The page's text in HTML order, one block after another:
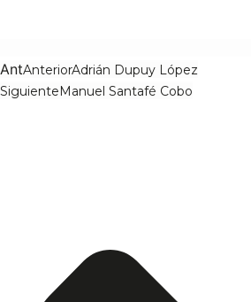
AntAnteriorAdrián Dupuy López
SiguienteManuel Santafé Cobo